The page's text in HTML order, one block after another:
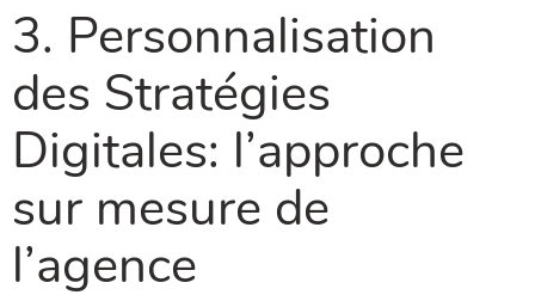
3. Personnalisation
des Stratégies
Digitales: l’approche
sur mesure de
l’agence